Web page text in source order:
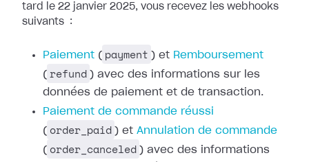
tard le 22 janvier 2025, vous recevez les webhooks
suivants
:
Paiement ( payment ) et Remboursement
( refund ) avec des informations sur les
données de paiement et de transaction.
Paiement de commande réussi
( order_paid ) et Annulation de commande
( order_canceled ) avec des informations